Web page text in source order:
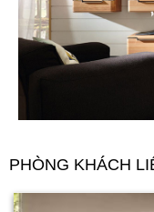
PHÒNG KHÁCH